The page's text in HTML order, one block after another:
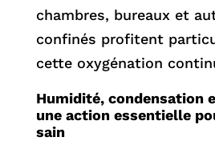
chambres, bureaux et
confinés profitent
cette oxygénation
Humidité, condensation
une action essentielle
sain